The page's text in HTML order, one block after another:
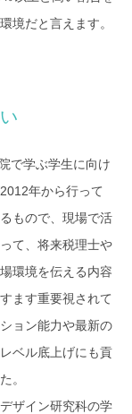
境だと言えます。
で学ぶ学生に向け
年から行って
もので、現場で活
て、将来税理士や
環境を伝える内容
ます重要視されて
ョン能力や最新の
ベル底上げにも貢
。
ザイン研究科の学